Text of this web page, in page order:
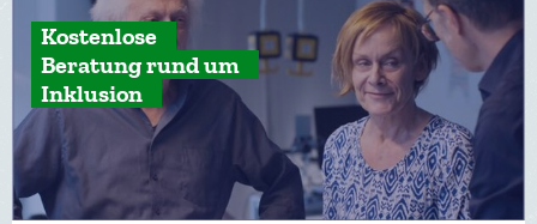
Kostenlose
Beratung rund um
Inklusion